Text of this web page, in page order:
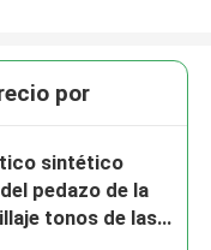
por
sintético
pedazo de la
tonos de las